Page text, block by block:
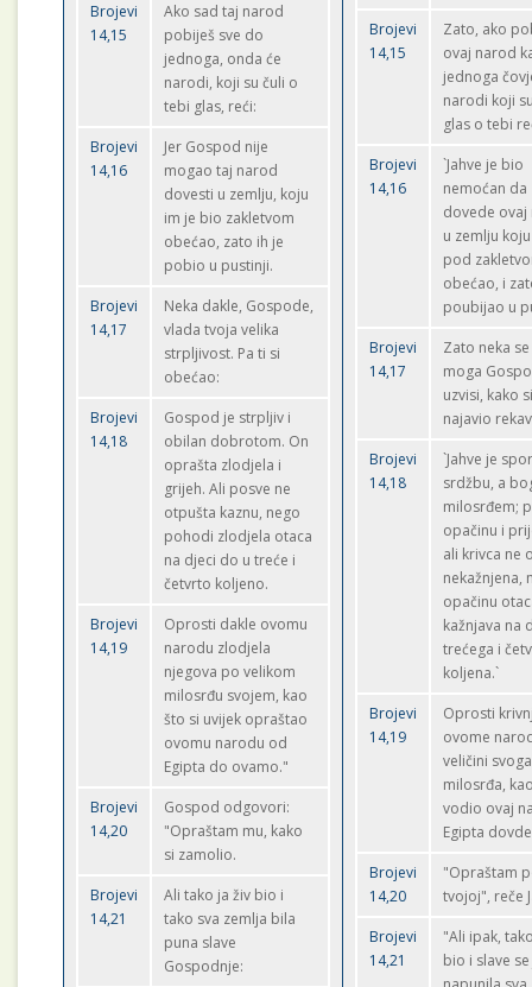
Brojevi
14,15
Ako sad taj narod
pobiješ sve do
jednoga, onda će
narodi, koji su čuli o
tebi glas, reći:
Brojevi
14,16
Jer Gospod nije
mogao taj narod
dovesti u zemlju, koju
im je bio zakletvom
obećao, zato ih je
pobio u pustinji.
Brojevi
14,17
Neka dakle, Gospode,
vlada tvoja velika
strpljivost. Pa ti si
obećao:
Brojevi
14,18
Gospod je strpljiv i
obilan dobrotom. On
oprašta zlodjela i
grijeh. Ali posve ne
otpušta kaznu, nego
pohodi zlodjela otaca
na djeci do u treće i
četvrto koljeno.
Brojevi
14,19
Oprosti dakle ovomu
narodu zlodjela
njegova po velikom
milosrđu svojem, kao
što si uvijek opraštao
ovomu narodu od
Egipta do ovamo."
Brojevi
14,20
Gospod odgovori:
"Opraštam mu, kako
si zamolio.
Brojevi
14,21
Ali tako ja živ bio i
tako sva zemlja bila
puna slave
Gospodnje:
Brojevi
14,15
Zato, ako
ovaj narod
jednoga
narodi koji
glas o tebi
Brojevi
14,16
`Jahve je bio
nemoćan da
dovede
u zemlju
pod
obećao, i
poubijao u
Brojevi
14,17
Zato neka
moga
uzvisi, kako
najavio
Brojevi
14,18
`Jahve je
srdžbu, a
milosrđem;
opačinu i
ali krivca ne
nekažnjena,
opačinu
kažnjava na
trećega i
koljena.`
Brojevi
14,19
Oprosti
ovome
veličini svoga
milosrđa,
vodio ovaj
Egipta
Brojevi
14,20
"Opraštam
tvojoj", reče
Brojevi
14,21
"Ali ipak,
bio i slave se